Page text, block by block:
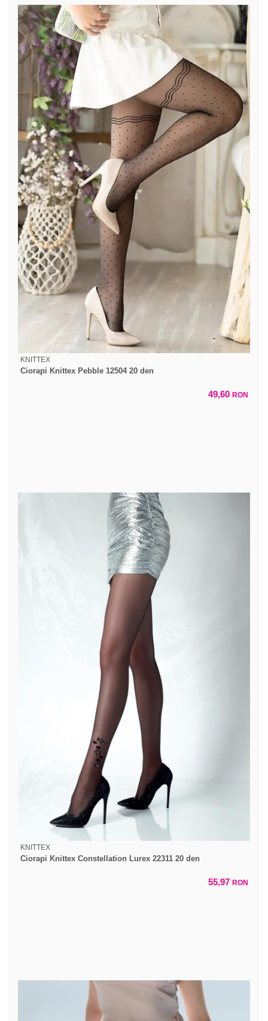
KNITTEX
Ciorapi Knittex Pebble 12504 20 den
49,60 RON
KNITTEX
Ciorapi Knittex Constellation Lurex 22311 20 den
55,97 RON